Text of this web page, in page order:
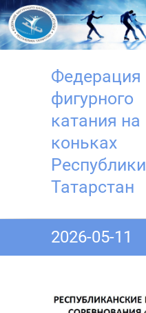
Перейти
к
содержимому
Федерация
фигурного
катания на
коньках
Республики
Татарстан
2026-05-11